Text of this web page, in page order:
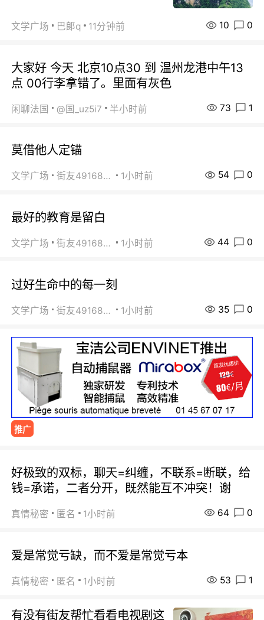
文学广场 巴郞q 11分钟前 10 0
大家好 今天 北京10点30 到 温州龙港中午13
点 00行李拿错了。里面有灰色
闲聊法国 @国_uz5i7 半小时前 73 1
莫借他人定锚
文学广场 街友49168527 1小时前 54 0
最好的教育是留白
文学广场 街友49168527 1小时前 44 0
过好生命中的每一刻
文学广场 街友49168527 1小时前 35 0
推广
好极致的双标，聊天=纠缠，不联系=断联，给
钱=承诺，二者分开，既然能互不冲突！谢
真情秘密 匿名 1小时前 64 0
爱是常觉亏缺，而不爱是常觉亏本
真情秘密 匿名 1小时前 53 1
有没有街友帮忙看看电视剧这